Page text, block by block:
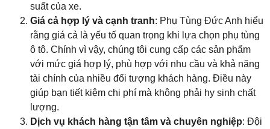
suất của xe.
Giá cả hợp lý và cạnh tranh: Phụ Tùng Đức Anh hiểu
rằng giá cả là yếu tố quan trọng khi lựa chọn phụ tùng
ô tô. Chính vì vậy, chúng tôi cung cấp các sản phẩm
với mức giá hợp lý, phù hợp với nhu cầu và khả năng
tài chính của nhiều đối tượng khách hàng. Điều này
giúp bạn tiết kiệm chi phí mà không phải hy sinh chất
lượng.
Dịch vụ khách hàng tận tâm và chuyên nghiệp: Đội